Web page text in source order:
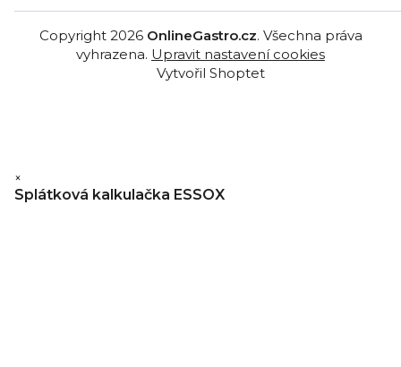
Vytvořil Shoptet
Copyright 2026 OnlineGastro.cz. Všechna práva
vyhrazena. Upravit nastavení cookies
×
Splátková kalkulačka ESSOX